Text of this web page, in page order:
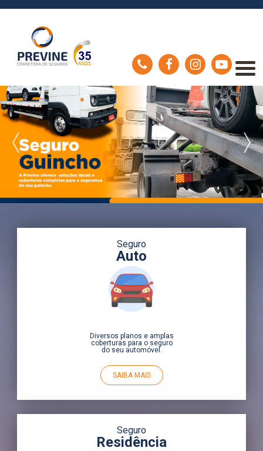
Seguro
Auto
Diversos planos e amplas
coberturas para o seguro
do seu automóvel.
SAIBA MAIS
Seguro
Residência